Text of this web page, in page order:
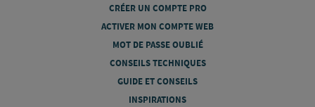
CRÉER UN COMPTE PRO
ACTIVER MON COMPTE WEB
MOT DE PASSE OUBLIÉ
CONSEILS TECHNIQUES
GUIDE ET CONSEILS
INSPIRATIONS